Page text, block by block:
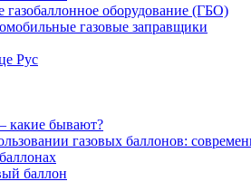
газобаллонное оборудование (ГБО)
газовые заправщики
Рус
какие бывают?
газовых баллонов:
баллон